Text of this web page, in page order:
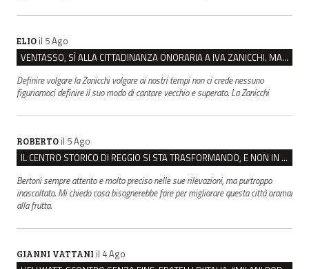
ELIO il 5 Ago
VENTASSO, SÌ ALLA CITTADINANZA ONORARIA A IVA ZANICCHI. MA BARGIACCHI: “È DI PESSIMO GUSTO”
Definire volgare la Zanicchi volgare ai nostri tempi non ci crede nessuno
figuriamoci definire il suo modo di cantare vecchio e superato. La Zanicchi
ROBERTO il 5 Ago
IL CENTRO STORICO DI REGGIO SI STA TRASFORMANDO, E NON IN MEGLIO
Bertoni sempre attento e molto preciso nelle sue rilevazioni, ma purtroppo
inascoltato. Mi chiedo cosa bisognerebbe fare per migliorare questa città oramai
alla frutta.
GIANNI VATTANI il 4 Ago